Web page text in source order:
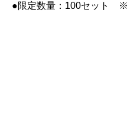
●限定数量：100セット